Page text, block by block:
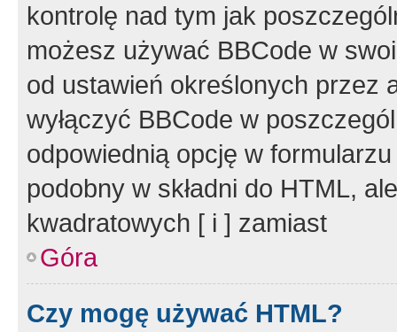
kontrolę nad tym jak
możesz używać BBCode w
od ustawień określonych przez
wyłączyć BBCode w
odpowiednią opcję w
podobny w składni do HTML,
kwadratowych [ i ] zamiast
Góra
Czy mogę używać HTML?